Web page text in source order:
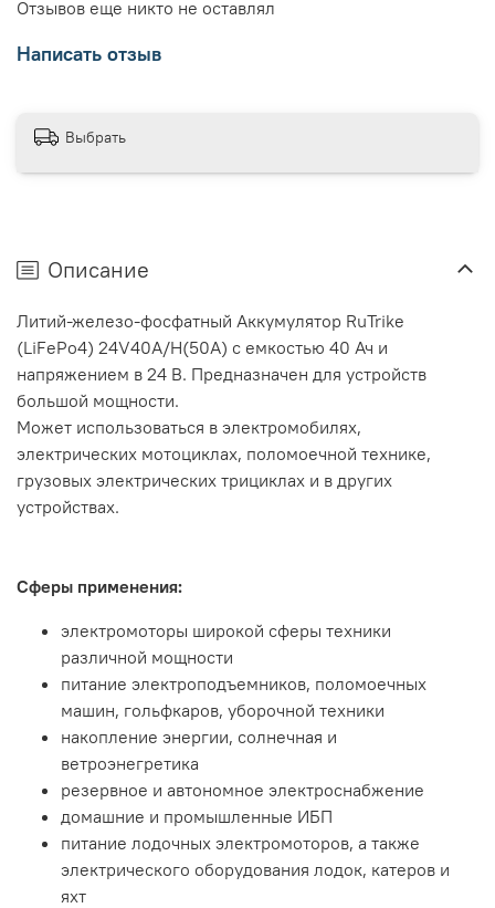
Отзывов еще никто не оставлял
Написать отзыв
Выбрать
Описание
Литий-железо-фосфатный Аккумулятор RuTrike
(LiFePo4) 24V40A/H(50A) с емкостью 40 Ач и
напряжением в 24 В. Предназначен для устройств
большой мощности.
Может использоваться в электромобилях,
электрических мотоциклах, поломоечной технике,
грузовых электрических трициклах и в других
устройствах.
Сферы применения:
электромоторы широкой сферы техники
различной мощности
питание электроподъемников, поломоечных
машин, гольфкаров, уборочной техники
накопление энергии, солнечная и
ветроэнегретика
резервное и автономное электроснабжение
домашние и промышленные ИБП
питание лодочных электромоторов, а также
электрического оборудования лодок, катеров и
яхт